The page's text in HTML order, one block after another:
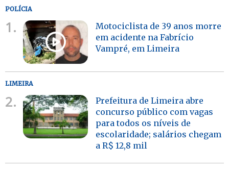
POLÍCIA
1.
Motociclista de 39 anos morre
em acidente na Fabrício
Vampré, em Limeira
LIMEIRA
2.
Prefeitura de Limeira abre
concurso público com vagas
para todos os níveis de
escolaridade; salários chegam
a R$ 12,8 mil